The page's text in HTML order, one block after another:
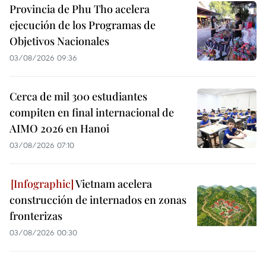
Provincia de Phu Tho acelera
ejecución de los Programas de
Objetivos Nacionales
03/08/2026 09:36
Cerca de mil 300 estudiantes
compiten en final internacional de
AIMO 2026 en Hanoi
03/08/2026 07:10
Vietnam acelera
construcción de internados en zonas
fronterizas
03/08/2026 00:30